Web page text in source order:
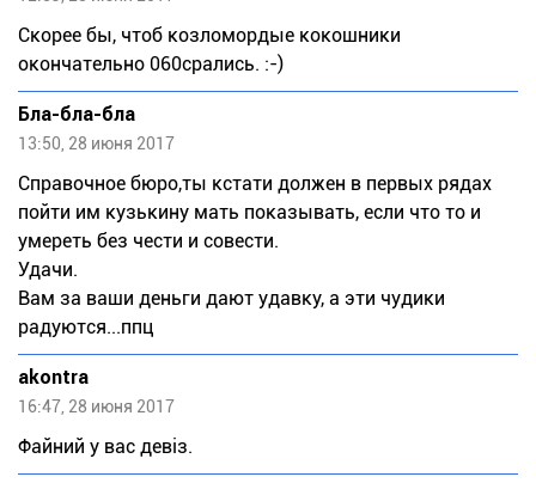
Скорее бы, чтоб козломордые кокошники
окончательно 060срались. :-)
Бла-бла-бла
13:50, 28 июня 2017
Справочное бюро,ты кстати должен в первых рядах
пойти им кузькину мать показывать, если что то и
умереть без чести и совести.
Удачи.
Вам за ваши деньги дают удавку, а эти чудики
радуются...ппц
akontra
16:47, 28 июня 2017
Файний у вас девіз.